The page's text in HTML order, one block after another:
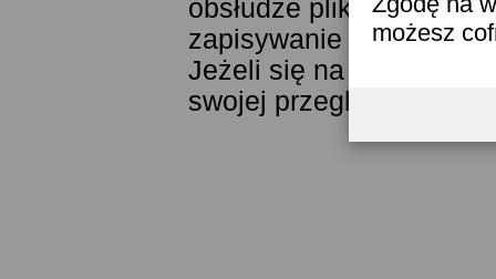
możesz
obsłudze plików
zapisywanie ich w
Jeżeli się na to nie
swojej przeglądarki.